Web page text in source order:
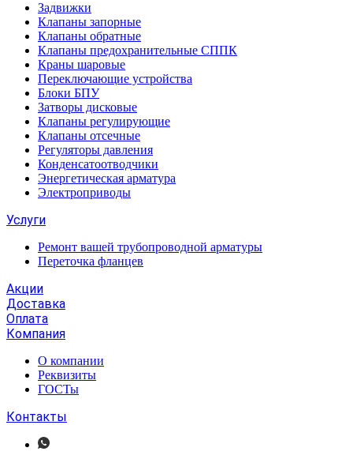
Задвижки
Клапаны запорные
Клапаны обратные
Клапаны предохранительные СППК
Краны шаровые
Переключающие устройства
Блоки БПУ
Затворы дисковые
Клапаны регулирующие
Клапаны отсечные
Регуляторы давления
Конденсатоотводчики
Энергетическая арматура
Электроприводы
Услуги
Ремонт вашей трубопроводной арматуры
Переточка фланцев
Акции
Доставка
Оплата
Компания
О компании
Реквизиты
ГОСТы
Контакты